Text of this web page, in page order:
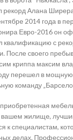
рекорд Алана
2014 года в
Евро-2016 он
квалификацию с
После своего
криппа максим
перешел в
команду
вашем жилище,
к специалистам,
делах.